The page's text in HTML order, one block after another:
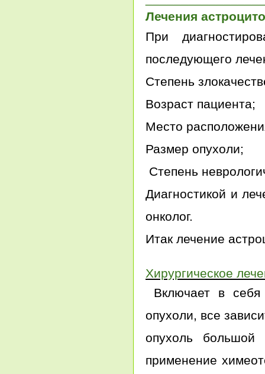
Лечения
При
последующего
Степень
Возраст пациента;
Место
Размер опухоли;
Степень
Диагностикой и
онколог.
Итак лечение
Хирургическое
Включает в себя
опухоли, все
опухоль большой
применение